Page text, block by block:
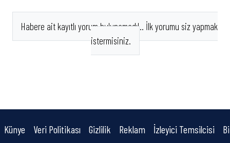
Habere ait kayıtlı yorum bulunamadı!.. İlk yorumu siz yapmak
istermisiniz.
Künye Veri Politikası Gizlilik Reklam İzleyici Temsilcisi